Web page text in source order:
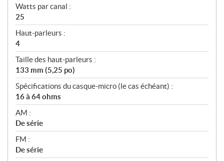
Watts par canal :
25
Haut-parleurs :
4
Taille des haut-parleurs :
133 mm (5,25 po)
Spécifications du casque-micro (le cas échéant) :
16 à 64 ohms
AM :
De série
FM :
De série